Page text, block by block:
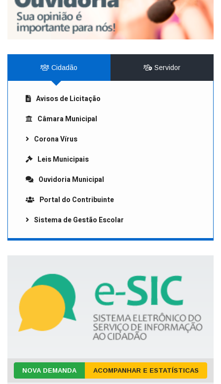
Cidadão Servidor
Avisos de Licitação
Câmara Municipal
Corona Vírus
Leis Municipais
Ouvidoria Municipal
Portal do Contribuinte
Sistema de Gestão Escolar
NOVA DEMANDA ACOMPANHAR E ESTATÍSTICAS